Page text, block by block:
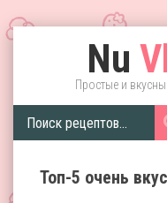
Nu
Простые и
Топ-5 очень